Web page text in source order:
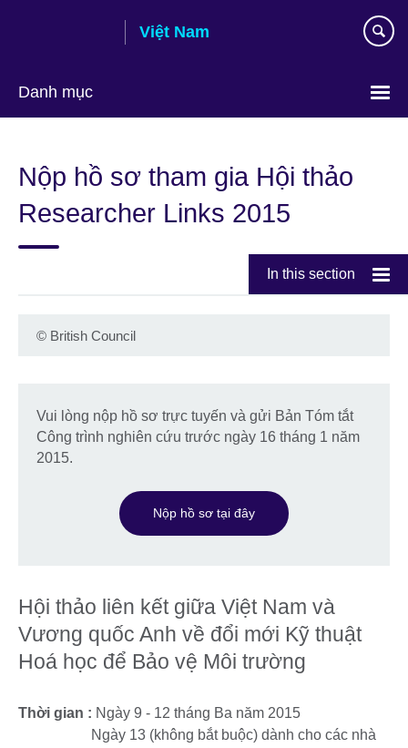
Việt Nam
Danh mục
language
Nộp hồ sơ tham gia Hội thảo
Researcher Links 2015
In this section
© British Council
Vui lòng nộp hồ sơ trực tuyến và gửi Bản Tóm tắt
Công trình nghiên cứu trước ngày 16 tháng 1 năm
2015.
Nộp hồ sơ tại đây
Hội thảo liên kết giữa Việt Nam và
Vương quốc Anh về đổi mới Kỹ thuật
Hoá học để Bảo vệ Môi trường
Thời gian : Ngày 9 - 12 tháng Ba năm 2015
Ngày 13 (không bắt buộc) dành cho các nhà